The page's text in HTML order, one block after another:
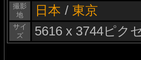
撮影
地
日本 / 東京
サイ
ズ
5616 x 3744ピク